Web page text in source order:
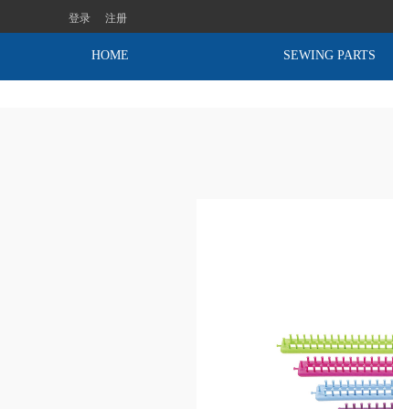
登录 注册
HOME SEWING PARTS